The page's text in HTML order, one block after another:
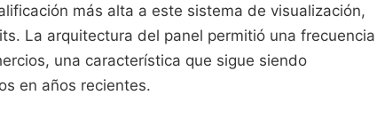
más alta a este sistema de visualización,
La arquitectura del panel permitió una frecuencia
una característica que sigue siendo
en años recientes.